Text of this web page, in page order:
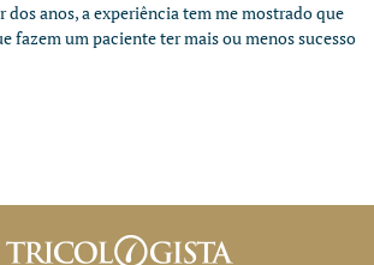
anos, a experiência tem me mostrado que
fazem um paciente ter mais ou menos sucesso